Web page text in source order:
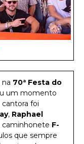
na 70ª Festa do
um momento
cantora foi
, Raphael
F-
que sempre